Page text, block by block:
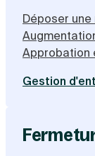
Déposer
Approbation
Gestion